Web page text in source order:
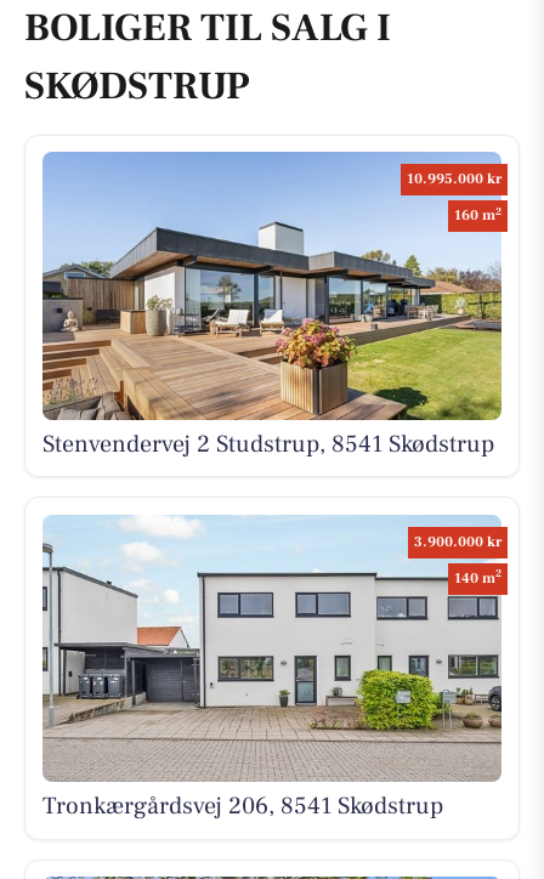
BOLIGER TIL SALG I
SKØDSTRUP
10.995.000 kr
160 m2
Stenvendervej 2 Studstrup, 8541 Skødstrup
3.900.000 kr
140 m2
Tronkærgårdsvej 206, 8541 Skødstrup